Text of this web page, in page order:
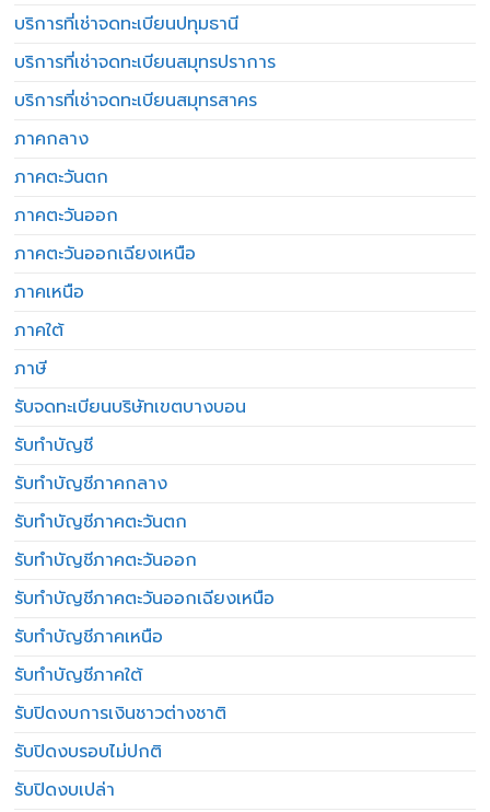
บริการที่เช่าจดทะเบียนปทุมธานี
บริการที่เช่าจดทะเบียนสมุทรปราการ
บริการที่เช่าจดทะเบียนสมุทรสาคร
ภาคกลาง
ภาคตะวันตก
ภาคตะวันออก
ภาคตะวันออกเฉียงเหนือ
ภาคเหนือ
ภาคใต้
ภาษี
รับจดทะเบียนบริษัทเขตบางบอน
รับทำบัญชี
รับทำบัญชีภาคกลาง
รับทำบัญชีภาคตะวันตก
รับทำบัญชีภาคตะวันออก
รับทำบัญชีภาคตะวันออกเฉียงเหนือ
รับทำบัญชีภาคเหนือ
รับทำบัญชีภาคใต้
รับปิดงบการเงินชาวต่างชาติ
รับปิดงบรอบไม่ปกติ
รับปิดงบเปล่า